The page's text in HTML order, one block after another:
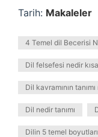
Tarih: Makaleler
4 Temel dil Becerisi
Dil felsefesi nedir
Dil kavramının
Dil nedir tanımı
Dilin 5 temel